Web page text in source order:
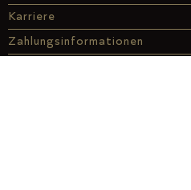
Karriere
Zahlungsinformationen